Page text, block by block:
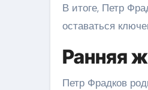
В итоге, Петр
оставаться
Ранняя
Петр Фрадков